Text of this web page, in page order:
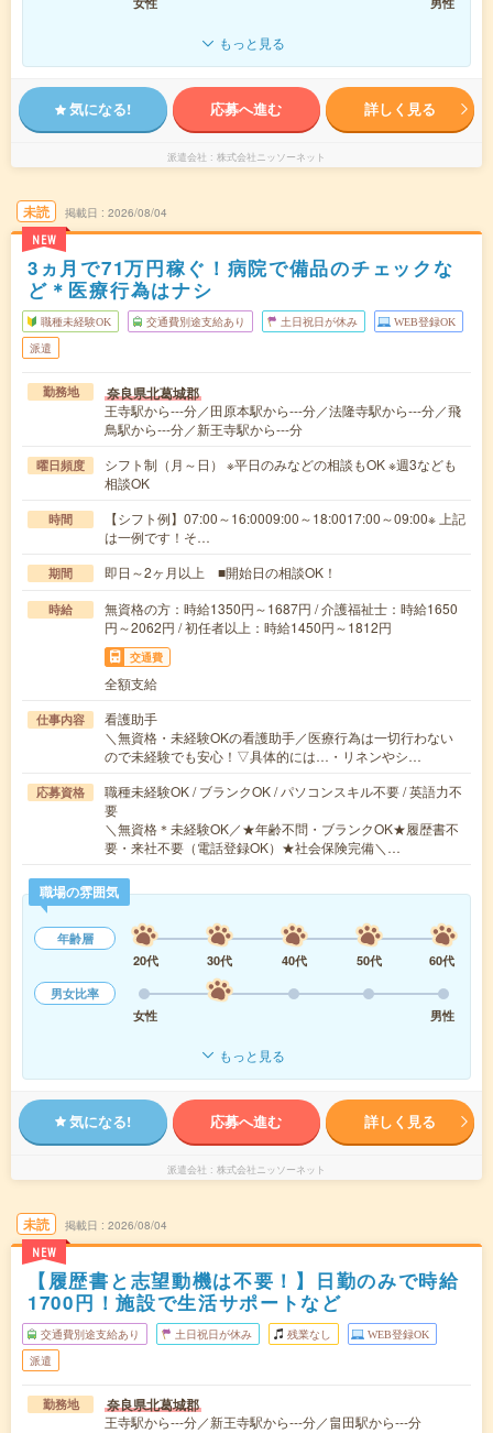
もっと見る
気になる! 応募へ進む 詳しく見る
派遣会社 株式会社ニッソーネット
未読
NEW
掲載日 2026/08/04
3ヵ月で71万円稼ぐ！病院で備品のチェックな
ど＊医療行為はナシ
職種未経験OK 交通費別途支給あり 土日祝日が休み WEB登録OK
派遣
勤務地 奈良県北葛城郡
王寺駅から---分／田原本駅から---分／法隆寺駅から---分／飛
鳥駅から---分／新王寺駅から---分
曜日頻度
シフト制（月～日） ※平日のみなどの相談もOK ※週3なども
相談OK
時間
【シフト例】07:00～16:0009:00～18:0017:00～09:00※ 上記
は一例です！そ…
期間 即日～2ヶ月以上 ■開始日の相談OK！
時給
無資格の方：時給1350円～1687円 / 介護福祉士：時給1650
円～2062円 / 初任者以上：時給1450円～1812円
交通費
全額支給
仕事内容
看護助手
＼無資格・未経験OKの看護助手／医療行為は一切行わない
ので未経験でも安心！▽具体的には…・リネンやシ…
応募資格
職種未経験OK / ブランクOK / パソコンスキル不要 / 英語力不
要
＼無資格＊未経験OK／★年齢不問・ブランクOK★履歴書不
要・来社不要（電話登録OK）★社会保険完備＼…
職場の雰囲気
年齢層
20代
30代 40代 50代
60代
男女比率
女性
男性
もっと見る
気になる! 応募へ進む 詳しく見る
派遣会社 株式会社ニッソーネット
未読
NEW
掲載日 2026/08/04
【履歴書と志望動機は不要！】日勤のみで時給
1700円！施設で生活サポートなど
交通費別途支給あり 土日祝日が休み 残業なし WEB登録OK
派遣
勤務地 奈良県北葛城郡
王寺駅から---分／新王寺駅から---分／畠田駅から---分